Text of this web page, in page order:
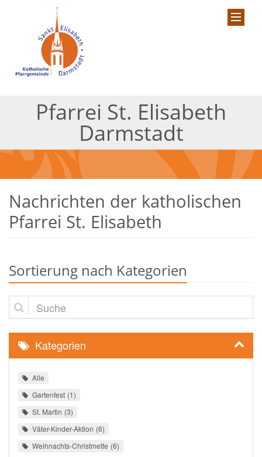
Pfarrei St. Elisabeth
Darmstadt
Nachrichten der katholischen
Pfarrei St. Elisabeth
Sortierung nach Kategorien
Suche
Kategorien
Alle
Gartenfest 1
St. Martin 3
Väter-Kinder-Aktion 6
Weihnachts-Christmette 6